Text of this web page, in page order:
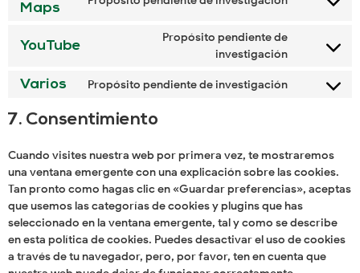
Maps
YouTube
Propósito pendiente de
investigación
Varios Propósito pendiente de investigación
7. Consentimiento
Cuando visites nuestra web por primera vez, te mostraremos
una ventana emergente con una explicación sobre las cookies.
Tan pronto como hagas clic en «Guardar preferencias», aceptas
que usemos las categorías de cookies y plugins que has
seleccionado en la ventana emergente, tal y como se describe
en esta política de cookies. Puedes desactivar el uso de cookies
a través de tu navegador, pero, por favor, ten en cuenta que